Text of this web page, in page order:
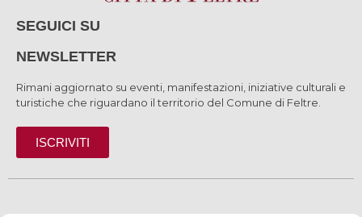
SEGUICI SU
NEWSLETTER
Rimani aggiornato su eventi, manifestazioni, iniziative culturali e
turistiche che riguardano il territorio del Comune di Feltre.
ISCRIVITI